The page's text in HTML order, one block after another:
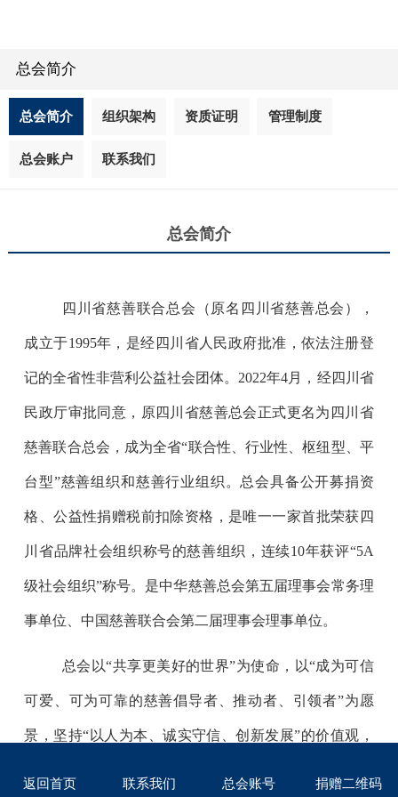
总会简介
总会简介 组织架构 资质证明 管理制度
总会账户 联系我们
总会简介
四川省慈善联合总会 （ 原名 四川省慈善总会 ），
成立于1995年，是经四川省 人民政府批准 ，依法注册登
记的全省性非营利公益社会团体。2022年4月，经四川省
民政厅审批同意，原四川省慈善总会正式更名为四川省
慈善联合总会，成为全省“联合性、行业性、枢纽型、平
台型”慈善组织和慈善行业组织 。 总会具备公开募捐资
格、公益性捐赠税前扣除资格 ，是唯一一家首批荣获四
川省品牌社会组织称号的慈善组织 ， 连续10年获评“5A
级社会组织”称号。 是中华慈善总会第五届理事会常务理
事单位、中国慈善联合会第二届理事会理事单位。
总会以“共享更美好的世界”为使命，以“成为可信
可爱、可为可靠的慈善倡导者、推动者、引领者”为愿
景，坚持“以人为本、诚实守信、创新发展”的价值观，
返回首页 联系我们 总会账号 捐赠二维码